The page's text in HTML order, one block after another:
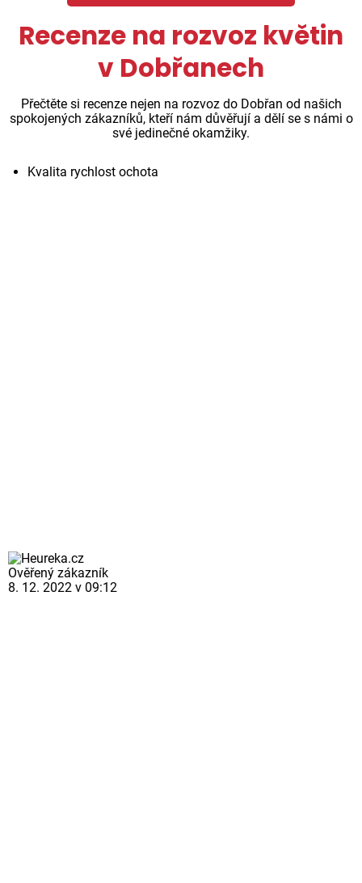
Recenze na rozvoz květin
v Dobřanech
Přečtěte si recenze nejen na rozvoz do Dobřan od našich
spokojených zákazníků, kteří nám důvěřují a dělí se s námi o
své jedinečné okamžiky.
Kvalita rychlost ochota
Ověřený zákazník
8. 12. 2022 v 09:12